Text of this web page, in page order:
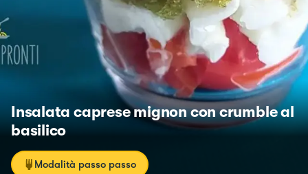
Insalata caprese mignon con crumble al
basilico
Modalità passo passo